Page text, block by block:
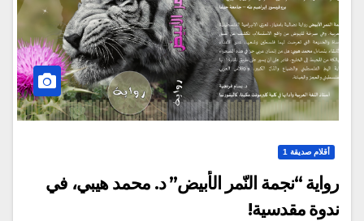
أقلام صديقة 1
رواية “نجمة النّمر الأبيض” د. محمد هيبي، في
ندوة مقدسية!